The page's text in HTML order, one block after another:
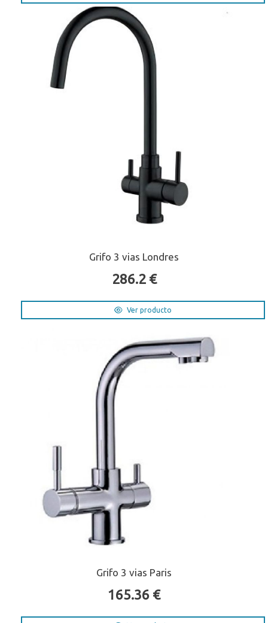
Grifo 3 vias Londres
286.2 €
Ver producto
Grifo 3 vias Paris
165.36 €